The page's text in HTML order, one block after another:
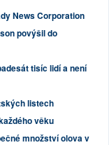
News Corporation
povýšil do
tisíc lidí a není
listech
věku
množství olova v